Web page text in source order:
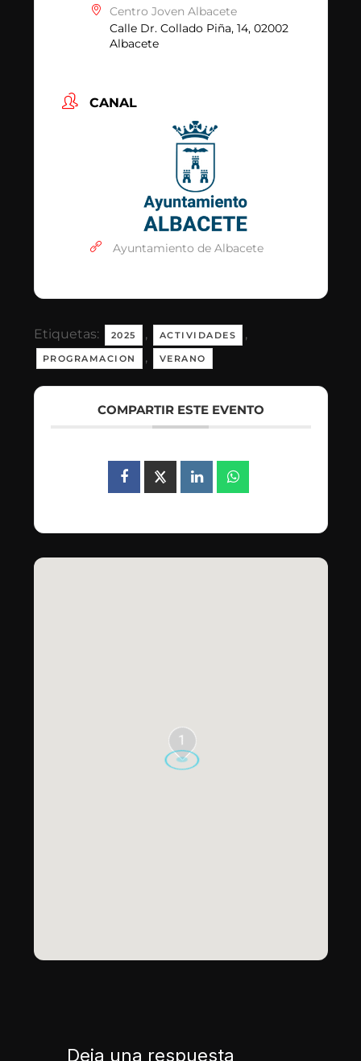
Centro Joven Albacete
Calle Dr. Collado Piña, 14, 02002
Albacete
CANAL
Ayuntamiento de Albacete
Etiquetas: 2025 , ACTIVIDADES ,
PROGRAMACION , VERANO
COMPARTIR ESTE EVENTO
1
Deja una respuesta